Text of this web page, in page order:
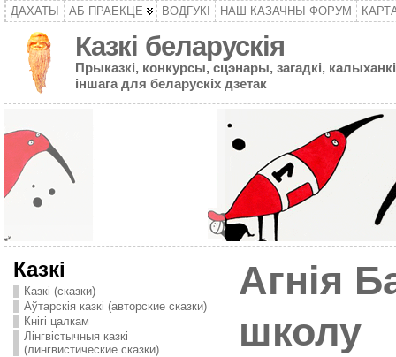
ДАХАТЫ АБ ПРАЕКЦЕ ВОДГУКІ НАШ КАЗАЧНЫ ФОРУМ
Казкі беларускія
Прыказкі, конкурсы, сцэнары, загадкі,
іншага для беларускіх дзетак
Казкі
Казкі (сказки)
Аўтарскія казкі (авторские сказки)
Кнігі цалкам
Лінгвістычныя казкі
(лингвистические сказки)
Агнія
школу